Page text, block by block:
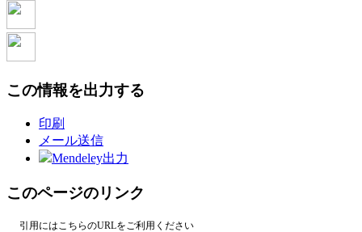
この情報を出力する
印刷
メール送信
Mendeley出力
このページのリンク
引用にはこちらのURLをご利用ください